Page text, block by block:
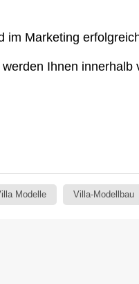
im Marketing
Ihnen innerhalb
Modelle Villa-Modellbau